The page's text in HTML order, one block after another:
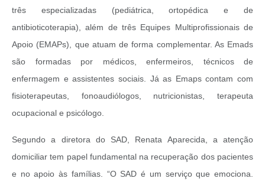
três especializadas (pediátrica, ortopédica e de
antibioticoterapia), além de três Equipes Multiprofissionais de
Apoio (EMAPs), que atuam de forma complementar. As Emads
são formadas por médicos, enfermeiros, técnicos de
enfermagem e assistentes sociais. Já as Emaps contam com
fisioterapeutas, fonoaudiólogos, nutricionistas, terapeuta
ocupacional e psicólogo.
Segundo a diretora do SAD, Renata Aparecida, a atenção
domiciliar tem papel fundamental na recuperação dos pacientes
e no apoio às famílias. “O SAD é um serviço que emociona.